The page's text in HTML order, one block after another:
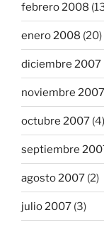
febrero 2008
enero 2008 (20)
diciembre 2007
noviembre 2007
octubre 2007 (4)
septiembre
agosto 2007 (2)
julio 2007 (3)